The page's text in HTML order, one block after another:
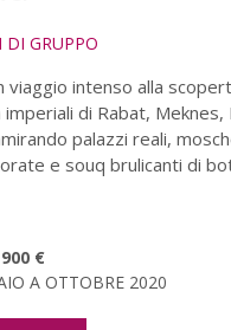
DI GRUPPO
viaggio intenso alla
di Rabat, Meknes,
palazzi reali,
e souq brulicanti di
€
A OTTOBRE 2020